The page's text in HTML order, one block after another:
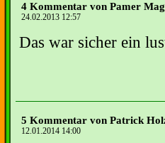
4 Kommentar von Pamer
24.02.2013 12:57
Das war sicher ein
5 Kommentar von Patrick
12.01.2014 14:00